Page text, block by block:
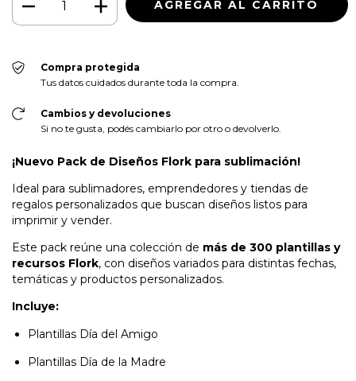
Compra protegida
Tus datos cuidados durante toda la compra.
Cambios y devoluciones
Si no te gusta, podés cambiarlo por otro o devolverlo.
¡Nuevo Pack de Diseños Flork para sublimación!
Ideal para sublimadores, emprendedores y tiendas de
regalos personalizados que buscan diseños listos para
imprimir y vender.
Este pack reúne una colección de más de 300 plantillas y
recursos Flork, con diseños variados para distintas fechas,
temáticas y productos personalizados.
Incluye:
Plantillas Día del Amigo
Plantillas Día de la Madre